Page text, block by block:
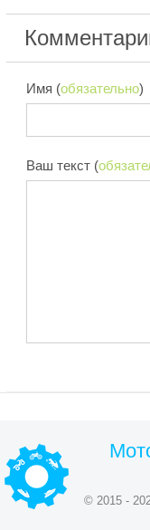
Имя (обязательно)
Ваш текст (
© 2015 -